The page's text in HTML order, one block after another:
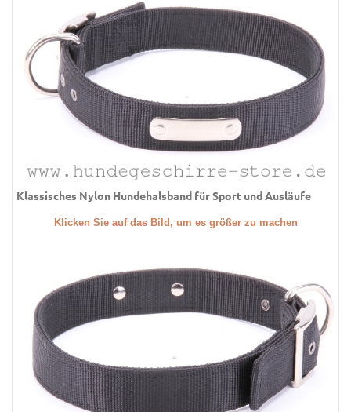
Klassisches Nylon Hundehalsband für Sport und Ausläufe
Klicken Sie auf das Bild, um es größer zu machen